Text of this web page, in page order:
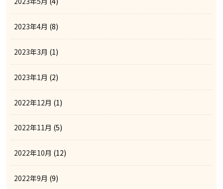
2023年4月 (8)
2023年3月 (1)
2023年1月 (2)
2022年12月 (1)
2022年11月 (5)
2022年10月 (12)
2022年9月 (9)